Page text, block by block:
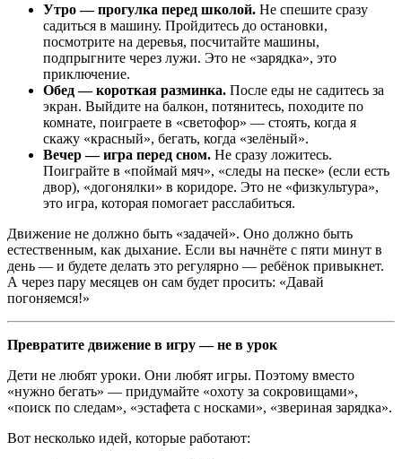
Утро — прогулка перед школой. Не спешите сразу
садиться в машину. Пройдитесь до остановки,
посмотрите на деревья, посчитайте машины,
подпрыгните через лужи. Это не «зарядка», это
приключение.
Обед — короткая разминка. После еды не садитесь за
экран. Выйдите на балкон, потянитесь, походите по
комнате, поиграете в «светофор» — стоять, когда я
скажу «красный», бегать, когда «зелёный».
Вечер — игра перед сном. Не сразу ложитесь.
Поиграйте в «поймай мяч», «следы на песке» (если есть
двор), «догонялки» в коридоре. Это не «физкультура»,
это игра, которая помогает расслабиться.
Движение не должно быть «задачей». Оно должно быть
естественным, как дыхание. Если вы начнёте с пяти минут в
день — и будете делать это регулярно — ребёнок привыкнет.
А через пару месяцев он сам будет просить: «Давай
погоняемся!»
Превратите движение в игру — не в урок
Дети не любят уроки. Они любят игры. Поэтому вместо
«нужно бегать» — придумайте «охоту за сокровищами»,
«поиск по следам», «эстафета с носками», «звериная зарядка».
Вот несколько идей, которые работают: